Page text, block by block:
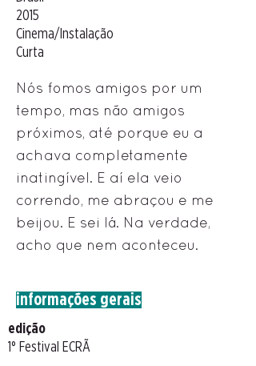
2015
Cinema/Instalação
Curta
Nós fomos amigos por um
tempo, mas não amigos
próximos, até porque eu a
achava completamente
inatingível. E aí ela veio
correndo, me abraçou e me
beijou. E sei lá. Na verdade,
acho que nem aconteceu.
informações gerais
edição
1° Festival ECRÃ